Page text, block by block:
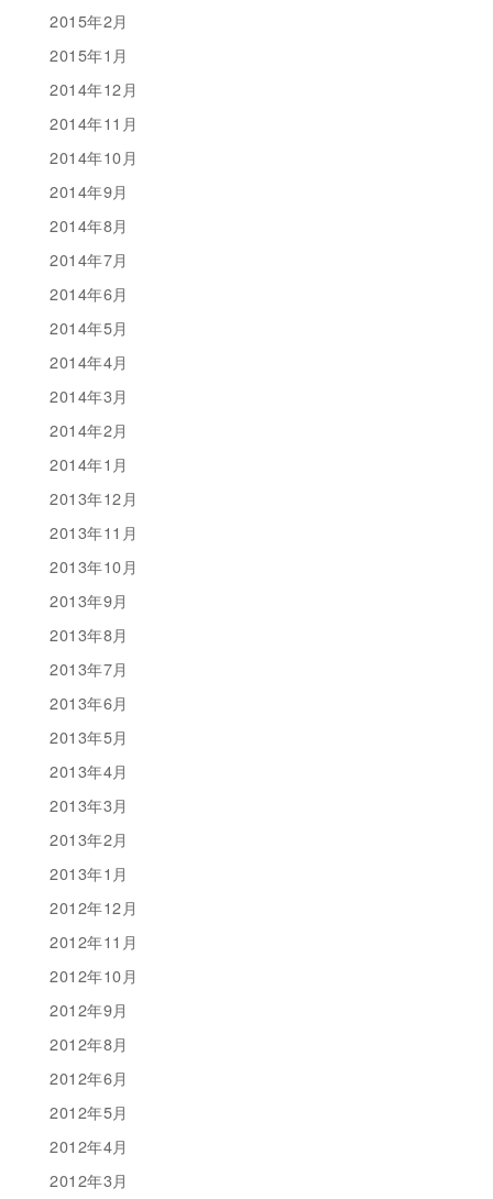
2015年2月
2015年1月
2014年12月
2014年11月
2014年10月
2014年9月
2014年8月
2014年7月
2014年6月
2014年5月
2014年4月
2014年3月
2014年2月
2014年1月
2013年12月
2013年11月
2013年10月
2013年9月
2013年8月
2013年7月
2013年6月
2013年5月
2013年4月
2013年3月
2013年2月
2013年1月
2012年12月
2012年11月
2012年10月
2012年9月
2012年8月
2012年6月
2012年5月
2012年4月
2012年3月